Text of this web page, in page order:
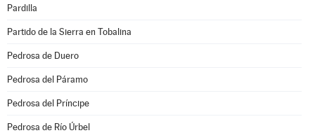
Pardilla
Partido de la Sierra en Tobalina
Pedrosa de Duero
Pedrosa del Páramo
Pedrosa del Príncipe
Pedrosa de Río Úrbel